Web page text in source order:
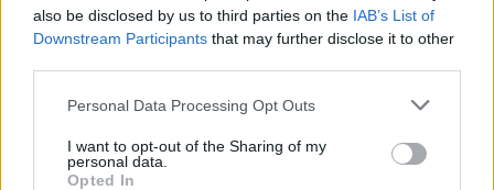
also be disclosed by us to third parties on the IAB’s List of
Downstream Participants that may further disclose it to other
Personal Data Processing Opt Outs
I want to opt-out of the Sharing of my
personal data.
Opted In